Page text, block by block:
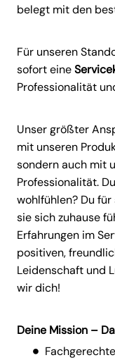
belegt mit den
Für unseren
sofort eine
Professionalität
Unser größter
mit unseren
sondern auch mit
Professionalität.
wohlfühlen? Du
sie sich zuhause
Erfahrungen im
positiven,
Leidenschaft und
wir dich!
Deine Mission –